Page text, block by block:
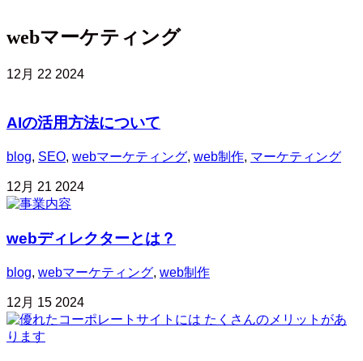
webマーケティング
12月 22 2024
AIの活用方法について
blog, SEO, webマーケティング, web制作, マーケティング
12月 21 2024
webディレクターとは？
blog, webマーケティング, web制作
12月 15 2024